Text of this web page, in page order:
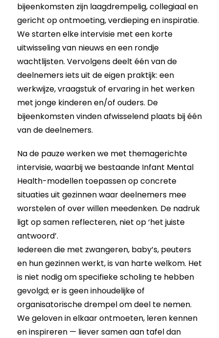
bijeenkomsten zijn laagdrempelig, collegiaal en
gericht op ontmoeting, verdieping en inspiratie.
We starten elke intervisie met een korte
uitwisseling van nieuws en een rondje
wachtlijsten. Vervolgens deelt één van de
deelnemers iets uit de eigen praktijk: een
werkwijze, vraagstuk of ervaring in het werken
met jonge kinderen en/of ouders. De
bijeenkomsten vinden afwisselend plaats bij één
van de deelnemers.
Na de pauze werken we met themagerichte
intervisie, waarbij we bestaande Infant Mental
Health-modellen toepassen op concrete
situaties uit gezinnen waar deelnemers mee
worstelen of over willen meedenken. De nadruk
ligt op samen reflecteren, niet op ‘het juiste
antwoord’.
Iedereen die met zwangeren, baby’s, peuters
en hun gezinnen werkt, is van harte welkom. Het
is niet nodig om specifieke scholing te hebben
gevolgd; er is geen inhoudelijke of
organisatorische drempel om deel te nemen.
We geloven in elkaar ontmoeten, leren kennen
en inspireren — liever samen aan tafel dan